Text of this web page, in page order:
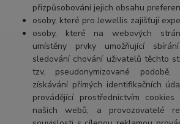
přizpůsobování jejich obsahu
osoby, které pro Jewellis zajišťují
osoby, které na webových
umístěny prvky umožňující
sledování chování uživatelů těchto
tzv. pseudonymizované
získávání přímých identifikačních
provádějící prostřednictvím
našich webů, a provozovatelé